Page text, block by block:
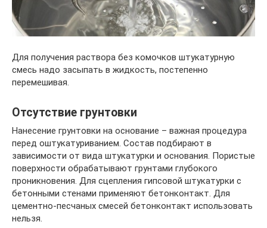
Для получения раствора без комочков штукатурную
смесь надо засыпать в жидкость, постепенно
перемешивая.
Отсутствие грунтовки
Нанесение грунтовки на основание – важная процедура
перед оштукатуриванием. Состав подбирают в
зависимости от вида штукатурки и основания. Пористые
поверхности обрабатывают грунтами глубокого
проникновения. Для сцепления гипсовой штукатурки с
бетонными стенами применяют бетонконтакт. Для
цементно-песчаных смесей бетонконтакт использовать
нельзя.